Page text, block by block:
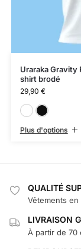
Uraraka Gravity
shirt brodé
29,90 €
Plus d'options
QUALITÉ
Vêtements en
LIVRAISON
À partir de 70